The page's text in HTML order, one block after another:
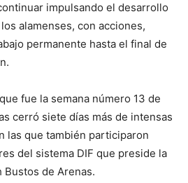
impulsando el desarrollo
alamenses, con acciones,
permanente hasta el final de
fue la semana número 13 de
cerró siete días más de intensas
las que también participaron
del sistema DIF que preside la
Bustos de Arenas.